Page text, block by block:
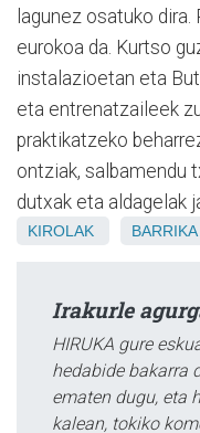
lagunez osatuko
eurokoa da. Kurtso
instalazioetan eta
eta entrenatzaileek
praktikatzeko
ontziak, salbamendu
dutxak eta aldagelak
KIROLAK BARRIKA
Irakurle
HIRUKA gure
hedabide bakarra
ematen dugu, eta
kalean, tokiko